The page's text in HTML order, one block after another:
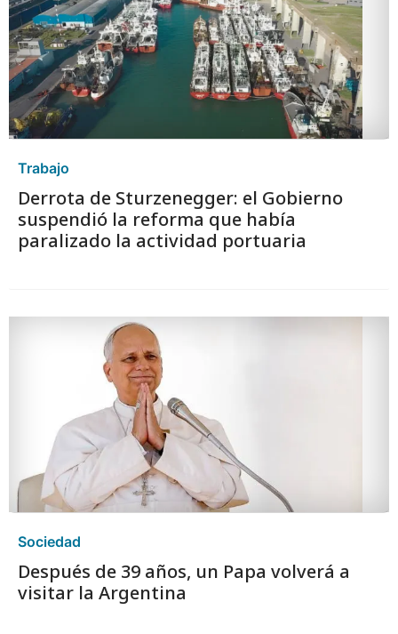
Trabajo
Derrota de Sturzenegger: el Gobierno
suspendió la reforma que había
paralizado la actividad portuaria
Sociedad
Después de 39 años, un Papa volverá a
visitar la Argentina